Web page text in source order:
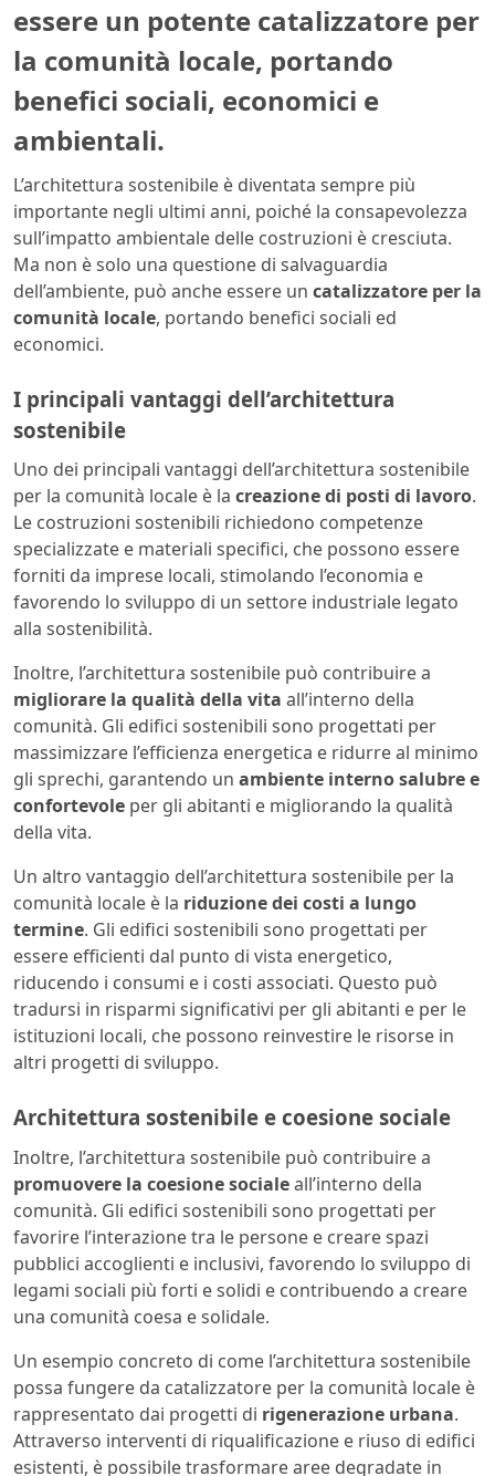
essere un potente catalizzatore per
la comunità locale, portando
benefici sociali, economici e
ambientali.
L’architettura sostenibile è diventata sempre più
importante negli ultimi anni, poiché la consapevolezza
sull’impatto ambientale delle costruzioni è cresciuta.
Ma non è solo una questione di salvaguardia
dell’ambiente, può anche essere un catalizzatore per la
comunità locale, portando benefici sociali ed
economici.
I principali vantaggi dell’architettura
sostenibile
Uno dei principali vantaggi dell’architettura sostenibile
per la comunità locale è la creazione di posti di lavoro.
Le costruzioni sostenibili richiedono competenze
specializzate e materiali specifici, che possono essere
forniti da imprese locali, stimolando l’economia e
favorendo lo sviluppo di un settore industriale legato
alla sostenibilità.
Inoltre, l’architettura sostenibile può contribuire a
migliorare la qualità della vita all’interno della
comunità. Gli edifici sostenibili sono progettati per
massimizzare l’efficienza energetica e ridurre al minimo
gli sprechi, garantendo un ambiente interno salubre e
confortevole per gli abitanti e migliorando la qualità
della vita.
Un altro vantaggio dell’architettura sostenibile per la
comunità locale è la riduzione dei costi a lungo
termine. Gli edifici sostenibili sono progettati per
essere efficienti dal punto di vista energetico,
riducendo i consumi e i costi associati. Questo può
tradursi in risparmi significativi per gli abitanti e per le
istituzioni locali, che possono reinvestire le risorse in
altri progetti di sviluppo.
Architettura sostenibile e coesione sociale
Inoltre, l’architettura sostenibile può contribuire a
promuovere la coesione socialeall’interno della
comunità. Gli edifici sostenibili sono progettati per
favorire l’interazione tra le persone e creare spazi
pubblici accoglienti e inclusivi, favorendo lo sviluppo di
legami sociali più forti e solidi e contribuendo a creare
una comunità coesa e solidale.
Un esempio concreto di come l’architettura sostenibile
possa fungere da catalizzatore per la comunità locale è
rappresentato dai progetti di rigenerazione urbana.
Attraverso interventi di riqualificazione e riuso di edifici
esistenti, è possibile trasformare aree degradate in